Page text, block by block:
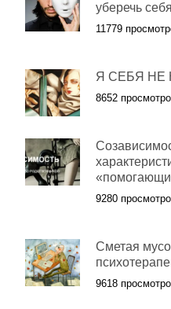
уберечь
11779
Я СЕБЯ НЕ
8652
9280
Сметая
9618